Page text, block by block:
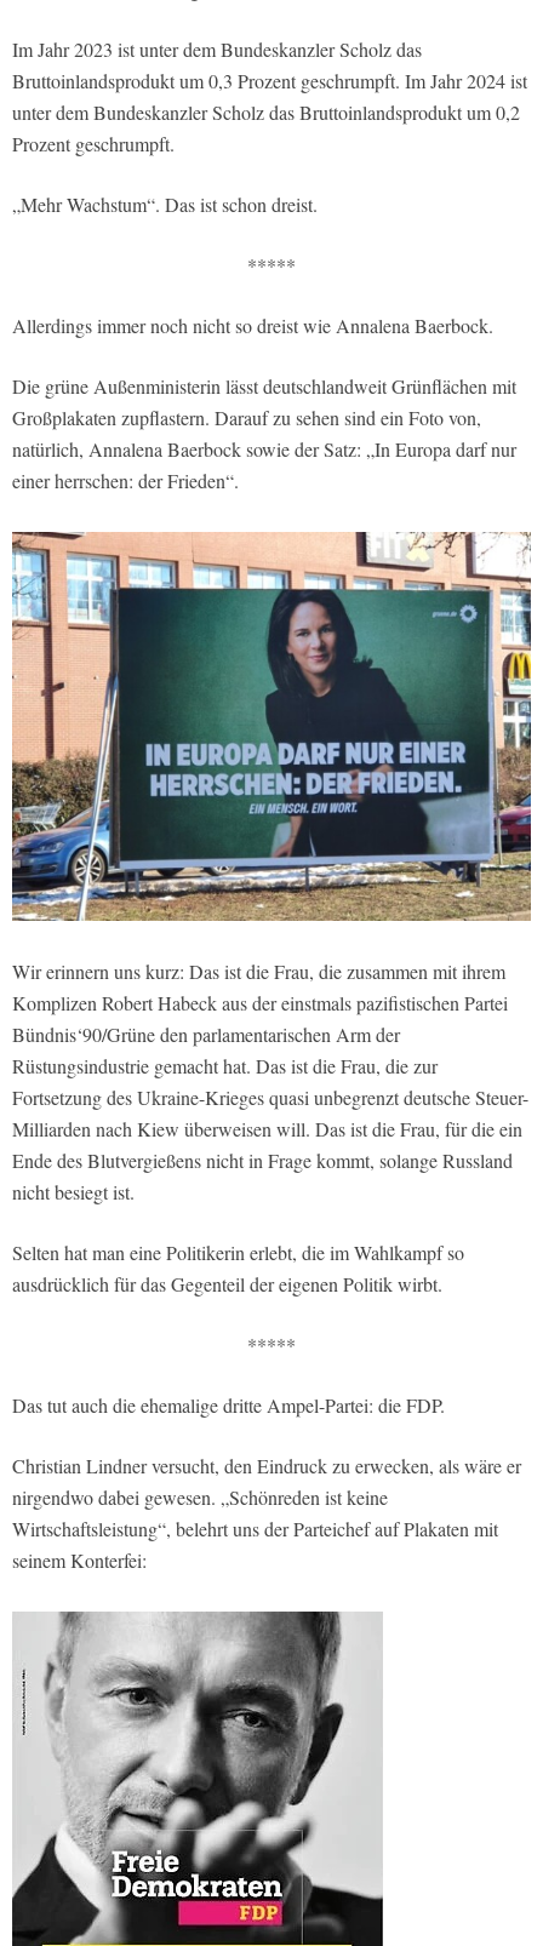
Im Jahr 2023 ist unter dem Bundeskanzler Scholz das
Bruttoinlandsprodukt um 0,3 Prozent geschrumpft. Im Jahr 2024 ist
unter dem Bundeskanzler Scholz das Bruttoinlandsprodukt um 0,2
Prozent geschrumpft.
„Mehr Wachstum“. Das ist schon dreist.
*****
Allerdings immer noch nicht so dreist wie Annalena Baerbock.
Die grüne Außenministerin lässt deutschlandweit Grünflächen mit
Großplakaten zupflastern. Darauf zu sehen sind ein Foto von,
natürlich, Annalena Baerbock sowie der Satz: „In Europa darf nur
einer herrschen: der Frieden“.
Wir erinnern uns kurz: Das ist die Frau, die zusammen mit ihrem
Komplizen Robert Habeck aus der einstmals pazifistischen Partei
Bündnis‘90/Grüne den parlamentarischen Arm der
Rüstungsindustrie gemacht hat. Das ist die Frau, die zur
Fortsetzung des Ukraine-Krieges quasi unbegrenzt deutsche Steuer-
Milliarden nach Kiew überweisen will. Das ist die Frau, für die ein
Ende des Blutvergießens nicht in Frage kommt, solange Russland
nicht besiegt ist.
Selten hat man eine Politikerin erlebt, die im Wahlkampf so
ausdrücklich für das Gegenteil der eigenen Politik wirbt.
*****
Das tut auch die ehemalige dritte Ampel-Partei: die FDP.
Christian Lindner versucht, den Eindruck zu erwecken, als wäre er
nirgendwo dabei gewesen. „Schönreden ist keine
Wirtschaftsleistung“, belehrt uns der Parteichef auf Plakaten mit
seinem Konterfei: